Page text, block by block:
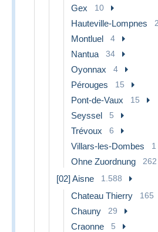
Gex 10
Hauteville-Lompnes
Montluel 4
Nantua 34
Oyonnax 4
Pérouges 15
Pont-de-Vaux 15
Seyssel 5
Trévoux 6
Villars-les-Dombes 1
Ohne Zuordnung 262
[02] Aisne 1.588
Chateau Thierry 165
Chauny 29
Craonne 5